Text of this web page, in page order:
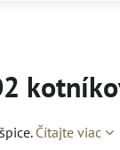
Čítajte viac